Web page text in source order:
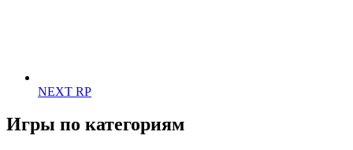
NEXT RP
Игры по категориям